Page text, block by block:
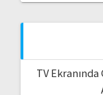
TV Ekranında